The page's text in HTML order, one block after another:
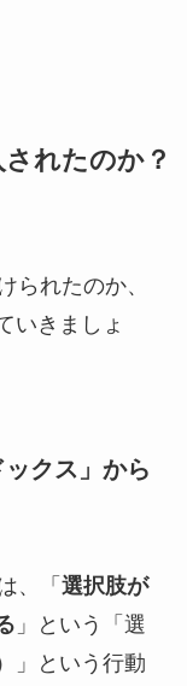
れたのか？
られたのか、
いきましょ
クス」から
、「 選択肢が
」という「選
」という行動